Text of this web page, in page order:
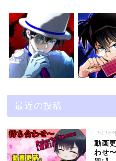
最近の投稿
2026
動画
わせ